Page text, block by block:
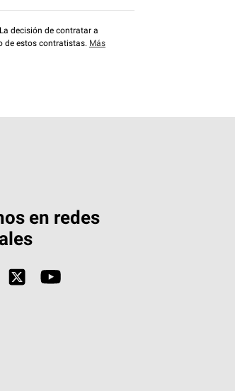
decisión de contratar a
de estos contratistas. Más
en redes